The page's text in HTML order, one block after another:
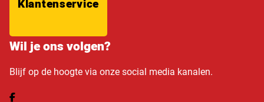
Klantenservice
Wil je ons volgen?
Blijf op de hoogte via onze social media kanalen.